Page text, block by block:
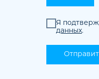
Я
данных.